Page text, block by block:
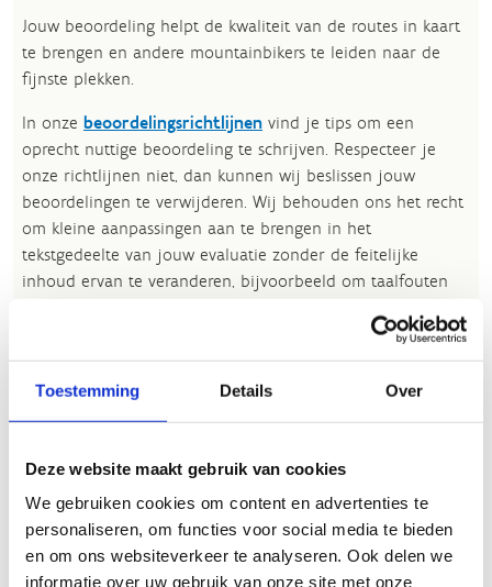
Toestemming Details Over
Deze website maakt gebruik van cookies
We gebruiken cookies om content en advertenties te
personaliseren, om functies voor social media te bieden
en om ons websiteverkeer te analyseren. Ook delen we
informatie over uw gebruik van onze site met onze
Jouw beoordeling helpt de kwaliteit van de routes in kaart
te brengen en andere mountainbikers te leiden naar de
fijnste plekken.
In onze beoordelingsrichtlijnen vind je tips om een
oprecht nuttige beoordeling te schrijven. Respecteer je
onze richtlijnen niet, dan kunnen wij beslissen jouw
beoordelingen te verwijderen. Wij behouden ons het recht
om kleine aanpassingen aan te brengen in het
tekstgedeelte van jouw evaluatie zonder de feitelijke
inhoud ervan te veranderen, bijvoorbeeld om taalfouten
Voor meer informatie over onze routestructuren, neem een
Wil je een probleem melden op een route? Ga dan naar
Heb je een vraag, contacteer ons via
sportievevrijetijd@sport.vlaanderen